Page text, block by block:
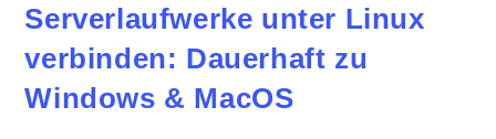
Serverlaufwerke unter Linux
verbinden: Dauerhaft zu
Windows & MacOS